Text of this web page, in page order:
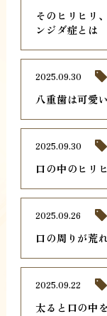
そのヒリヒリ
ンジダ症とは
八重歯は可愛
2025.09.30
口の中のヒリ
2025.09.30
口の周りが荒
2025.09.26
太ると口の中
2025.09.22